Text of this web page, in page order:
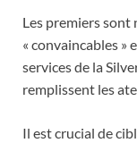
Les premiers
« convaincables »
services de la
remplissent les
Il est crucial de